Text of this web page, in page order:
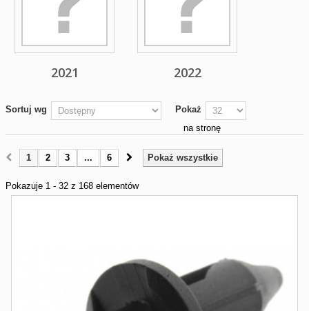
2021 2022
Sortuj wg
Pokaż
na stronę
Pokaż wszystkie
1 2 3 ... 6
Pokazuje 1 - 32 z 168 elementów